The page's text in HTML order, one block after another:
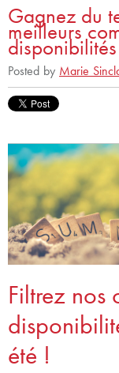
Gagnez du
meilleurs
Posted by Marie
Filtrez nos
été !